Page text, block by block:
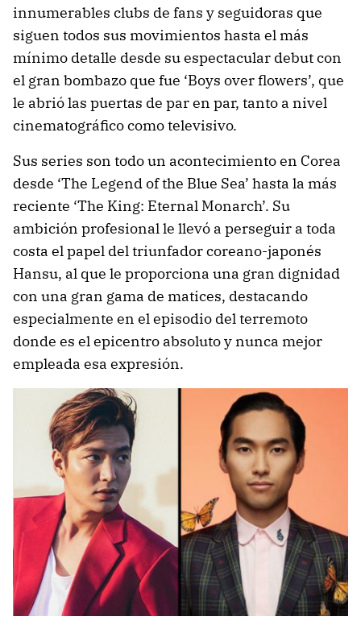
innumerables clubs de fans y seguidoras que
siguen todos sus movimientos hasta el más
mínimo detalle desde su espectacular debut con
el gran bombazo que fue ‘Boys over flowers’, que
le abrió las puertas de par en par, tanto a nivel
cinematográfico como televisivo.
Sus series son todo un acontecimiento en Corea
desde ‘The Legend of the Blue Sea’ hasta la más
reciente ‘The King: Eternal Monarch’. Su
ambición profesional le llevó a perseguir a toda
costa el papel del triunfador coreano-japonés
Hansu, al que le proporciona una gran dignidad
con una gran gama de matices, destacando
especialmente en el episodio del terremoto
donde es el epicentro absoluto y nunca mejor
empleada esa expresión.